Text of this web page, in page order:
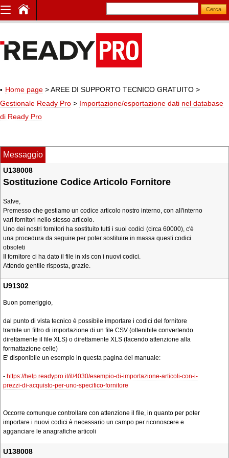
Home page > AREE DI SUPPORTO TECNICO GRATUITO >
Gestionale Ready Pro > Importazione/esportazione dati nel database
di Ready Pro
Messaggio
U138008
Sostituzione Codice Articolo Fornitore
Salve,
Premesso che gestiamo un codice articolo nostro interno, con all'interno
vari fornitori nello stesso articolo.
Uno dei nostri fornitori ha sostituito tutti i suoi codici (circa 60000), c'è
una procedura da seguire per poter sostituire in massa questi codici
obsoleti
Il fornitore ci ha dato il file in xls con i nuovi codici.
Attendo gentile risposta, grazie.
U91302
Buon pomeriggio,
dal punto di vista tecnico è possibile importare i codici del fornitore
tramite un filtro di importazione di un file CSV (ottenibile convertendo
direttamente il file XLS) o direttamente XLS (facendo attenzione alla
formattazione celle)
E' disponibile un esempio in questa pagina del manuale:
- https://help.readypro.it/it/4030/esempio-di-importazione-articoli-con-i-
prezzi-di-acquisto-per-uno-specifico-fornitore
Occorre comunque controllare con attenzione il file, in quanto per poter
importare i nuovi codici è necessario un campo per riconoscere e
agganciare le anagrafiche articoli
U138008